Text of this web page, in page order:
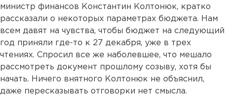
министр финансов Константин Колтонюк, кратко
рассказали о некоторых параметрах бюджета. Нам
всем давят на чувства, чтобы бюджет на следующий
год приняли где-то к 27 декабря, уже в трех
чтениях. Спросил все же наболевшее, что мешало
рассмотреть документ прошлому созыву, хотя бы
начать. Ничего внятного Колтонюк не объяснил,
даже пересказывать отговорки нет смысла.